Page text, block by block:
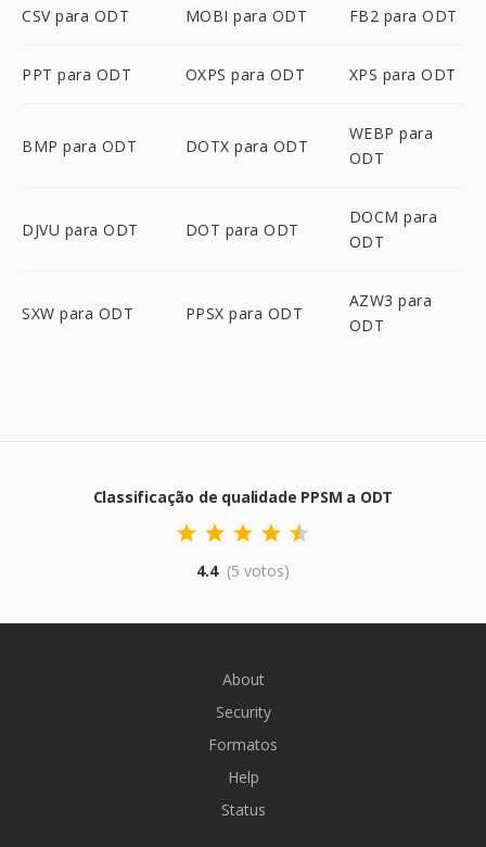
CSV para ODT MOBI para ODT FB2 para ODT
PPT para ODT OXPS para ODT XPS para ODT
BMP para ODT DOTX para ODT
WEBP para
ODT
DJVU para ODT DOT para ODT
DOCM para
ODT
SXW para ODT PPSX para ODT
AZW3 para
ODT
Classificação de qualidade PPSM a ODT
4.4 (5 votos)
About
Security
Formatos
Help
Status